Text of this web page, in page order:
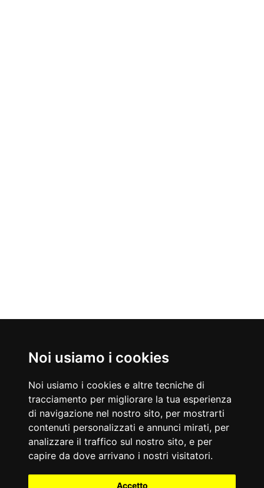
Noi usiamo i cookies
Noi usiamo i cookies e altre tecniche di
tracciamento per migliorare la tua esperienza
di navigazione nel nostro sito, per mostrarti
contenuti personalizzati e annunci mirati, per
analizzare il traffico sul nostro sito, e per
capire da dove arrivano i nostri visitatori.
Accetto
Nati Oggi
08/08/1879
Capo rivoluzionario, politico e guerrigliero messicano
08/08/1981
Tennista
Accadde Oggi
08/08/1956
Tragedia nella miniera belga di Marcinelle dove perdono la vita
262 minatori, più della metà italiani.
08/08/1969
Viene scattata ai Beatles la celebre foto sulle strisce pedonali di
Abbey Road.
Aforismi
degli straordinari.
Dovrebbe vivere e dormire davanti a uno specchio.